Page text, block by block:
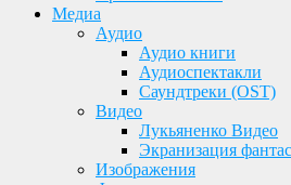
Медиа
Аудио
Аудио книги
Аудиоспектакли
Саундтреки (OST)
Видео
Лукьяненко Видео
Экранизация
Изображения